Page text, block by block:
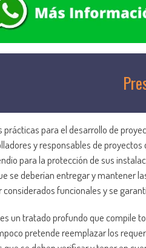
prácticas para el desarrollo de
y responsables de
para la protección de sus
se deberían entregar y mantener
funcionales y se
un tratado profundo que compile
pretende reemplazar los